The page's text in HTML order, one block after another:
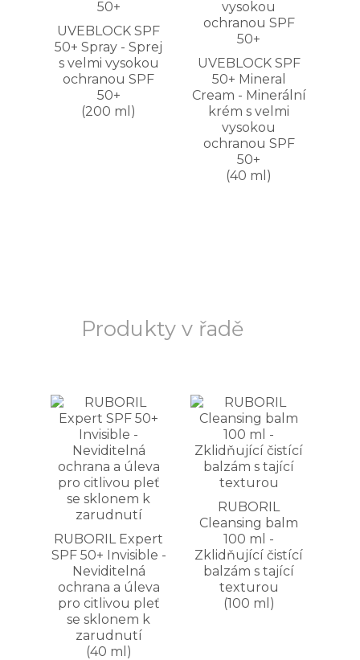
UVEBLOCK SPF
50+ Spray - Sprej
s velmi vysokou
ochranou SPF
50+
(200 ml)
UVEBLOCK SPF
50+ Mineral
Cream - Minerální
krém s velmi
vysokou
ochranou SPF
50+
(40 ml)
Produkty v řadě
RUBORIL Expert
SPF 50+ Invisible -
Neviditelná
ochrana a úleva
pro citlivou pleť
se sklonem k
zarudnutí
(40 ml)
RUBORIL
Cleansing balm
100 ml -
Zklidňující čistící
balzám s tající
texturou
(100 ml)